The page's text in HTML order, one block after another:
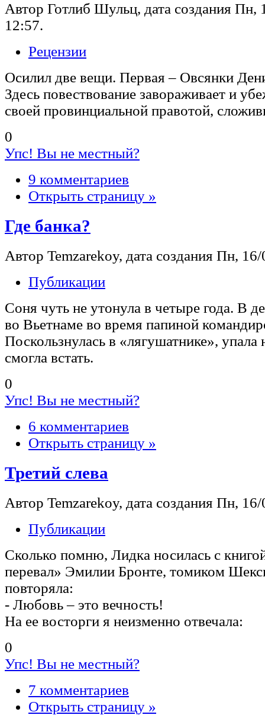
Автор Готлиб Шульц, дата создания Пн,
12:57.
Рецензии
Осилил две вещи. Первая – Овсянки
Здесь повествование завораживает и
своей провинциальной правотой,
0
Упс! Вы не местный?
9 комментариев
Открыть страницу »
Где банка?
Автор Temzarekoy, дата создания Пн,
Публикации
Соня чуть не утонула в четыре года. В
во Вьетнаме во время папиной
Поскользнулась в «лягушатнике», упала
смогла встать.
0
Упс! Вы не местный?
6 комментариев
Открыть страницу »
Третий слева
Автор Temzarekoy, дата создания Пн,
Публикации
Сколько помню, Лидка носилась с
перевал» Эмилии Бронте, томиком
повторяла:
- Любовь – это вечность!
На ее восторги я неизменно отвечала:
0
Упс! Вы не местный?
7 комментариев
Открыть страницу »